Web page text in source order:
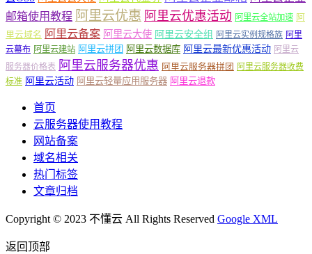
邮箱使用教程 阿里云优惠 阿里云优惠活动 阿里云全站加速 阿
里云域名 阿里云备案 阿里云大使 阿里云安全组 阿里云实例规格族 阿里
云幕布 阿里云建站 阿里云拼团 阿里云数据库 阿里云最新优惠活动 阿里云
服务器价格表 阿里云服务器优惠 阿里云服务器拼团 阿里云服务器收费
标准 阿里云活动 阿里云轻量应用服务器 阿里云退款
首页
云服务器使用教程
网站备案
域名相关
热门标签
文章归档
Copyright © 2023 不懂云 All Rights Reserved Google XML
返回顶部